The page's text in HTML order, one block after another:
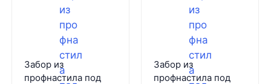
Забор из
профнастила под
Забор из
профнастила под